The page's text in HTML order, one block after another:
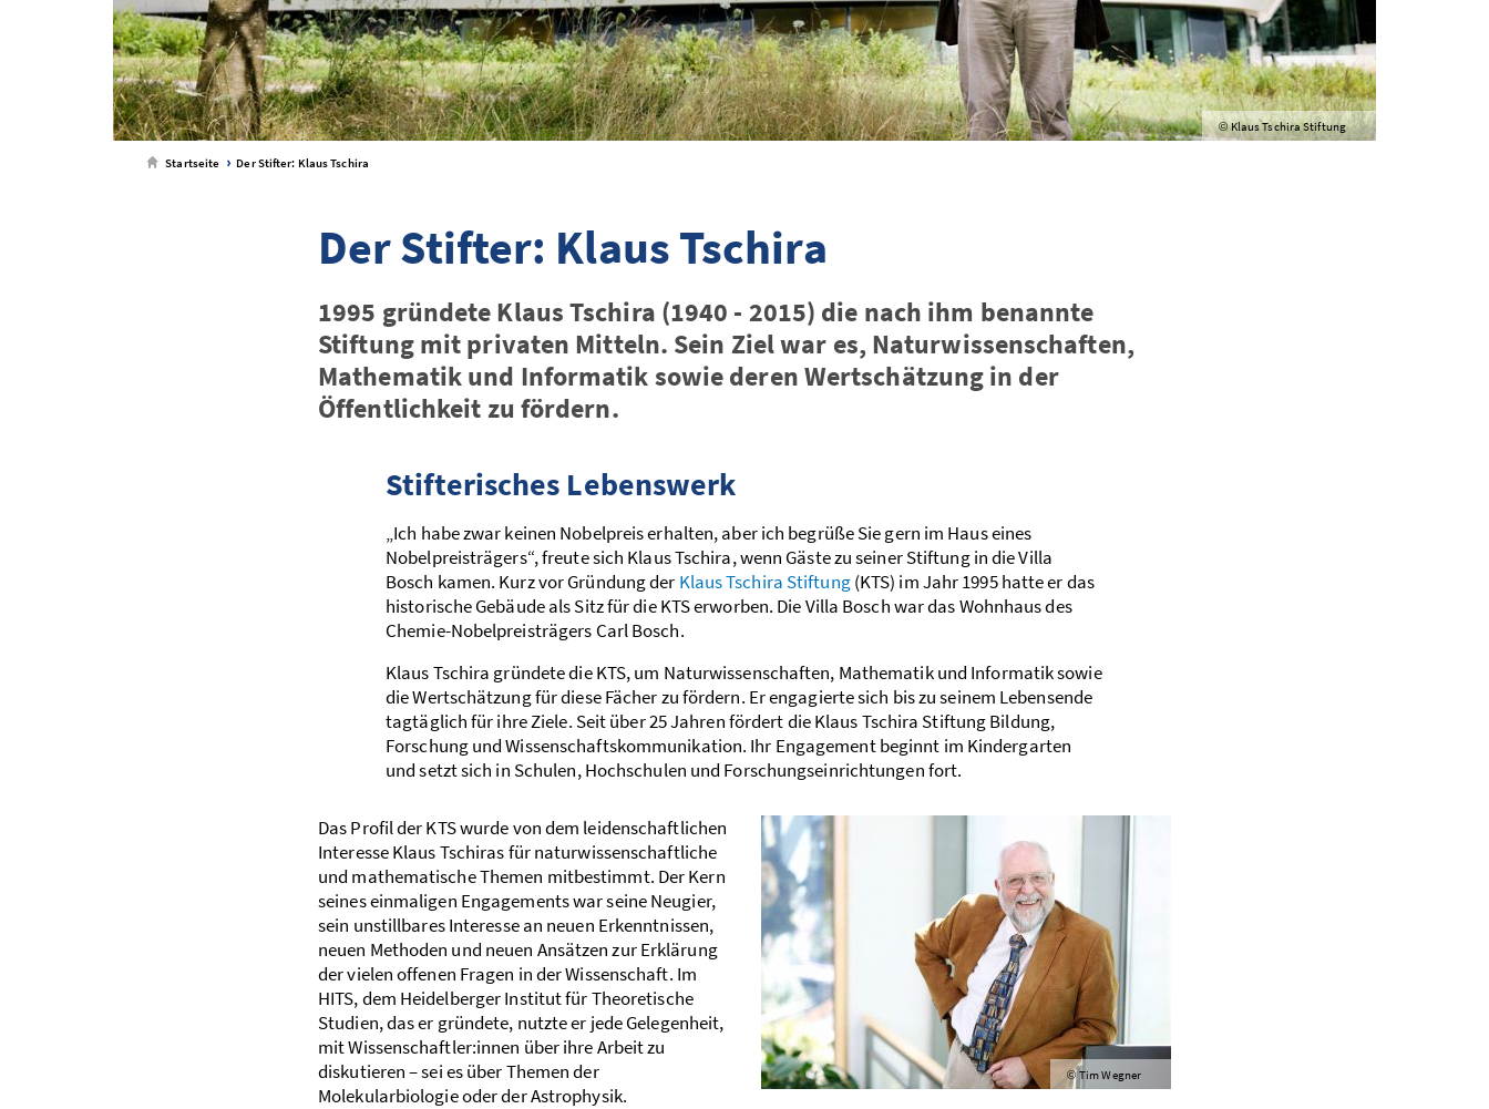
© Klaus Tschira Stiftung
Startseite Der Stifter: Klaus Tschira
Der Stifter: Klaus Tschira
1995 gründete Klaus Tschira (1940 - 2015) die nach ihm benannte
Stiftung mit privaten Mitteln. Sein Ziel war es, Naturwissenschaften,
Mathematik und Informatik sowie deren Wertschätzung in der
Öffentlichkeit zu fördern.
Stifterisches Lebenswerk
„Ich habe zwar keinen Nobelpreis erhalten, aber ich begrüße Sie gern im Haus eines
Nobelpreisträgers“, freute sich Klaus Tschira, wenn Gäste zu seiner Stiftung in die Villa
Bosch kamen. Kurz vor Gründung der Klaus Tschira Stiftung(KTS) im Jahr 1995 hatte er das
historische Gebäude als Sitz für die KTS erworben. Die Villa Bosch war das Wohnhaus des
Chemie-Nobelpreisträgers Carl Bosch.
Klaus Tschira gründete die KTS, um Naturwissenschaften, Mathematik und Informatik sowie
die Wertschätzung für diese Fächer zu fördern. Er engagierte sich bis zu seinem Lebensende
tagtäglich für ihre Ziele. Seit über 25 Jahren fördert die Klaus Tschira Stiftung Bildung,
Forschung und Wissenschaftskommunikation. Ihr Engagement beginnt im Kindergarten
und setzt sich in Schulen, Hochschulen und Forschungseinrichtungen fort.
Das Profil der KTS wurde von dem leidenschaftlichen
Interesse Klaus Tschiras für naturwissenschaftliche
und mathematische Themen mitbestimmt. Der Kern
seines einmaligen Engagements war seine Neugier,
sein unstillbares Interesse an neuen Erkenntnissen,
neuen Methoden und neuen Ansätzen zur Erklärung
der vielen offenen Fragen in der Wissenschaft. Im
HITS, dem Heidelberger Institut für Theoretische
Studien, das er gründete, nutzte er jede Gelegenheit,
mit Wissenschaftler:innen über ihre Arbeit zu
diskutieren – sei es über Themen der
Molekularbiologie oder der Astrophysik.
© Tim Wegner